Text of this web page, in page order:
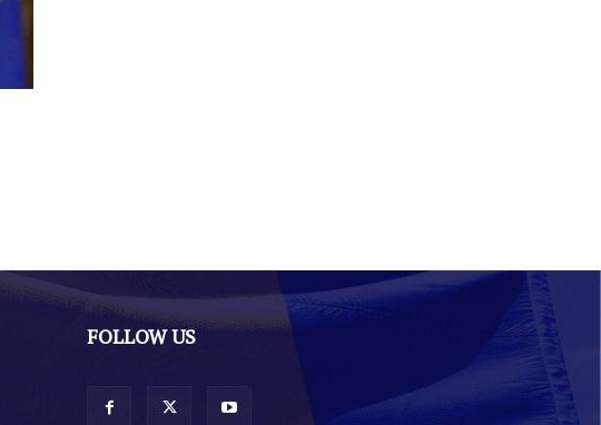
FOLLOW US